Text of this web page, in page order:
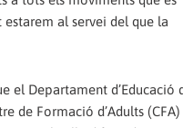
al servei del que la
el Departament d’Educació
de Formació d’Adults (CFA)